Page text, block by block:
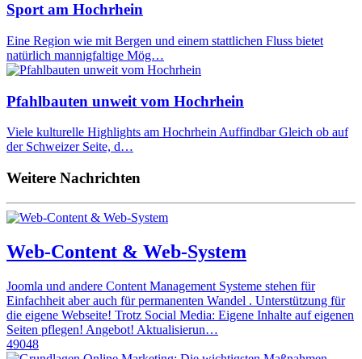
Sport am Hochrhein
Eine Region wie mit Bergen und einem stattlichen Fluss bietet
natürlich mannigfaltige Mög…
Pfahlbauten unweit vom Hochrhein
Viele kulturelle Highlights am Hochrhein Auffindbar Gleich ob auf
der Schweizer Seite, d…
Weitere Nachrichten
Web-Content & Web-System
Joomla und andere Content Management Systeme stehen für
Einfachheit aber auch für permanenten Wandel . Unterstützung für
die eigene Webseite! Trotz Social Media: Eigene Inhalte auf eigenen
Seiten pflegen! Angebot! Aktualisierun…
49048